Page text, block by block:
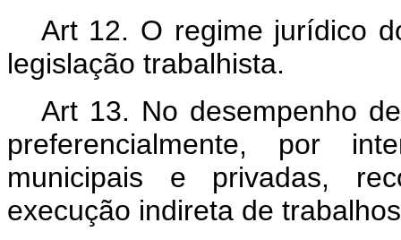
Art 12. O regime jurídico
legislação trabalhista.
Art 13. No desempenho
preferencialmente, por
municipais e privadas,
execução indireta de